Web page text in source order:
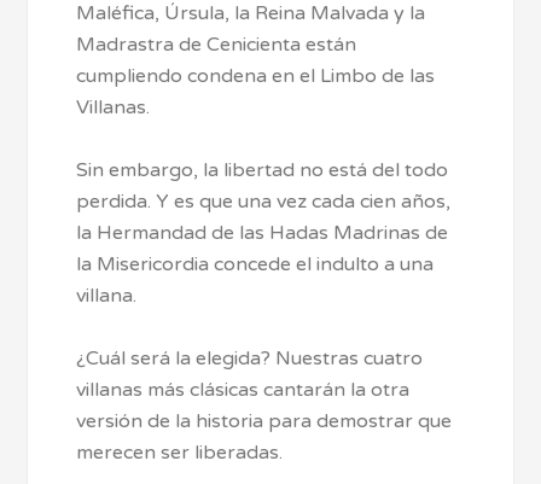
Maléfica, Úrsula, la Reina Malvada y la
Madrastra de Cenicienta están
cumpliendo condena en el Limbo de las
Villanas.
Sin embargo, la libertad no está del todo
perdida. Y es que una vez cada cien años,
la Hermandad de las Hadas Madrinas de
la Misericordia concede el indulto a una
villana.
¿Cuál será la elegida? Nuestras cuatro
villanas más clásicas cantarán la otra
versión de la historia para demostrar que
merecen ser liberadas.